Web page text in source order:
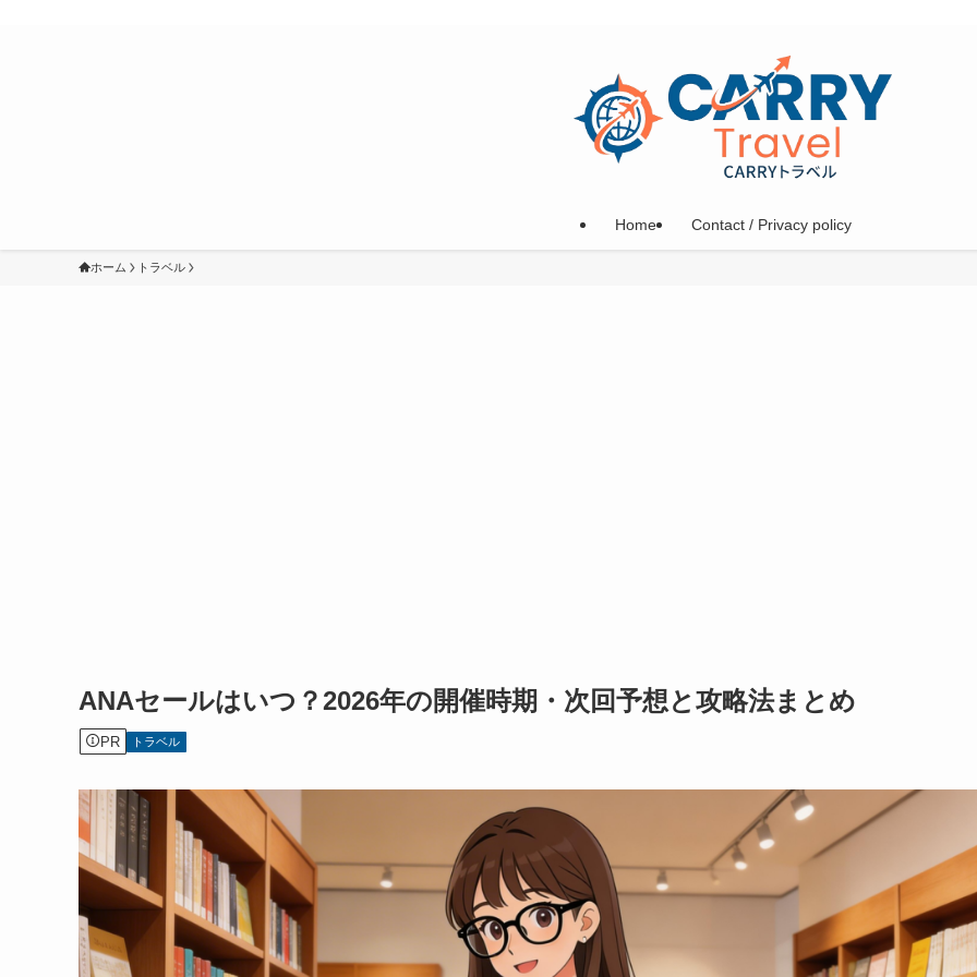
Home Contact / Privacy policy
ホーム トラベル
ANAセールはいつ？2026年の開催時期・次回予想と攻略法まとめ
PR トラベル